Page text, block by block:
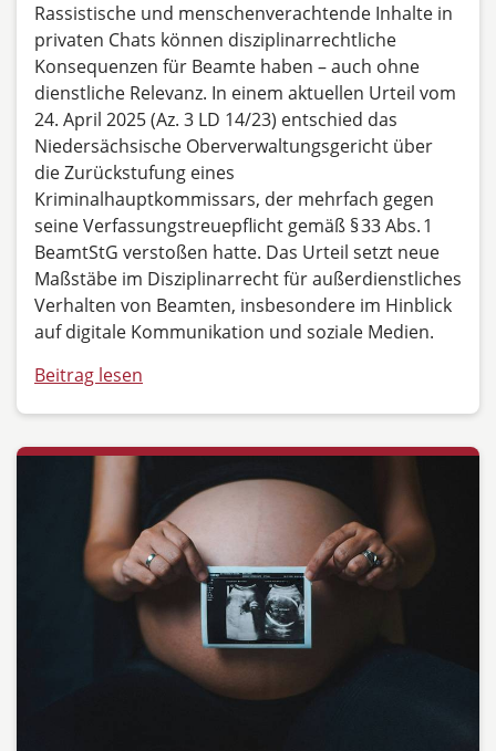
Rassistische und menschenverachtende Inhalte in
privaten Chats können disziplinarrechtliche
Konsequenzen für Beamte haben – auch ohne
dienstliche Relevanz. In einem aktuellen Urteil vom
24. April 2025 (Az. 3 LD 14/23) entschied das
Niedersächsische Oberverwaltungsgericht über
die Zurückstufung eines
Kriminalhauptkommissars, der mehrfach gegen
seine Verfassungstreuepflicht gemäß § 33 Abs. 1
BeamtStG verstoßen hatte. Das Urteil setzt neue
Maßstäbe im Disziplinarrecht für außerdienstliches
Verhalten von Beamten, insbesondere im Hinblick
auf digitale Kommunikation und soziale Medien.
Beitrag lesen